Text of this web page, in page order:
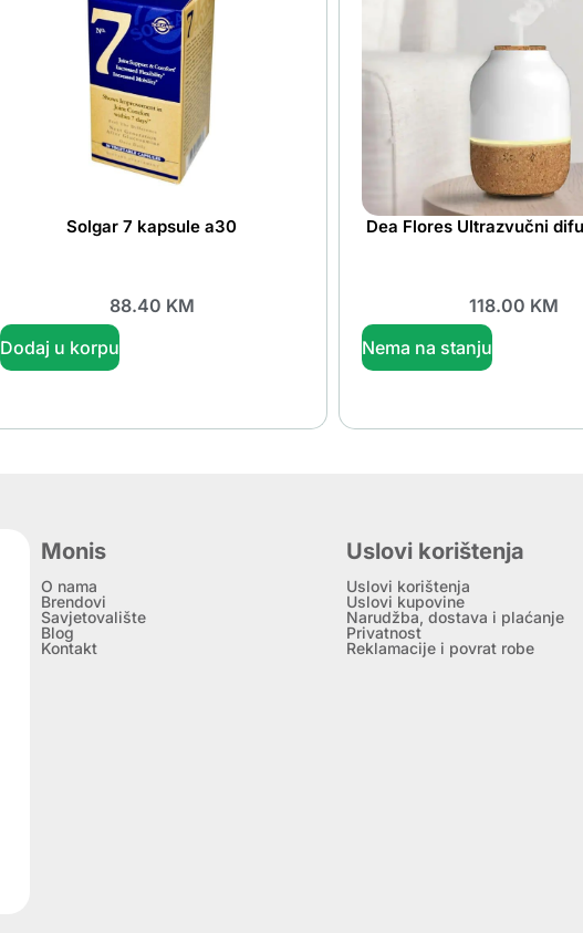
Solgar 7 kapsule a30
88.40 KM
Dodaj u korpu
Dea Flores Ultrazvučni
118.00 KM
Nema na stanju
Monis
O nama
Brendovi
Savjetovalište
Blog
Kontakt
Uslovi korištenja
Uslovi korištenja
Uslovi kupovine
Narudžba, dostava i plaćanje
Privatnost
Reklamacije i povrat robe